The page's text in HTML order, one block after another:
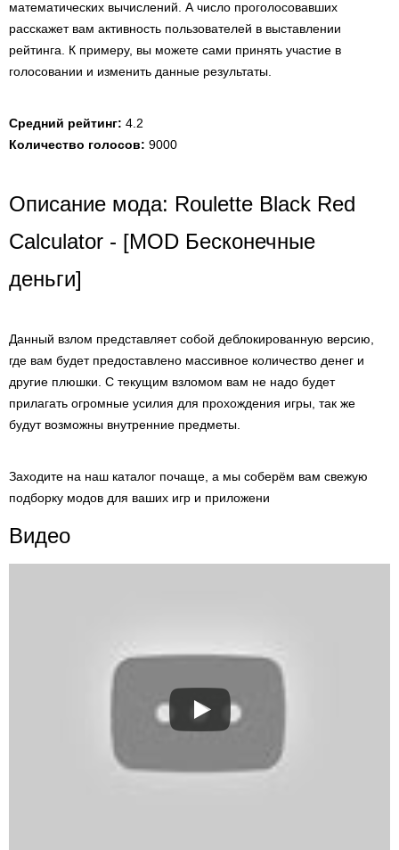
математических вычислений. А число проголосовавших
расскажет вам активность пользователей в выставлении
рейтинга. К примеру, вы можете сами принять участие в
голосовании и изменить данные результаты.
Средний рейтинг: 4.2
Количество голосов: 9000
Описание мода: Roulette Black Red
Calculator - [MOD Бесконечные
деньги]
Данный взлом представляет собой деблокированную версию,
где вам будет предоставлено массивное количество денег и
другие плюшки. С текущим взломом вам не надо будет
прилагать огромные усилия для прохождения игры, так же
будут возможны внутренние предметы.
Заходите на наш каталог почаще, а мы соберём вам свежую
подборку модов для ваших игр и приложени
Видео